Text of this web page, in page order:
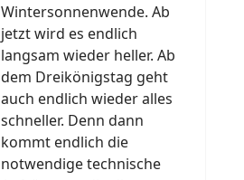
Wintersonnenwende. Ab
jetzt wird es endlich
langsam wieder heller. Ab
dem Dreikönigstag geht
auch endlich wieder alles
schneller. Denn dann
kommt endlich die
notwendige technische